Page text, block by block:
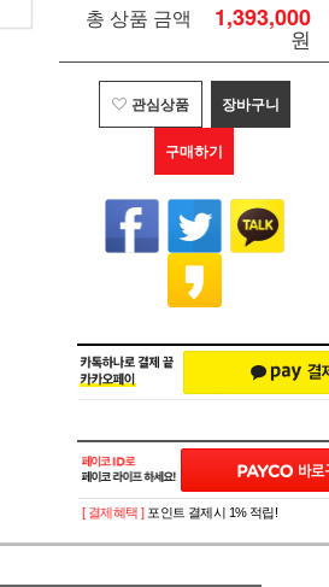
총 상품 금액 1,393,000
원
관심상품 장바구니
구매하기
[ 결제혜택 ] 포인트 결제시 1% 적립!